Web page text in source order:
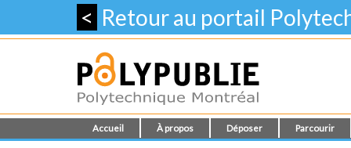
< Retour au portail
Accueil À propos Déposer Parcourir